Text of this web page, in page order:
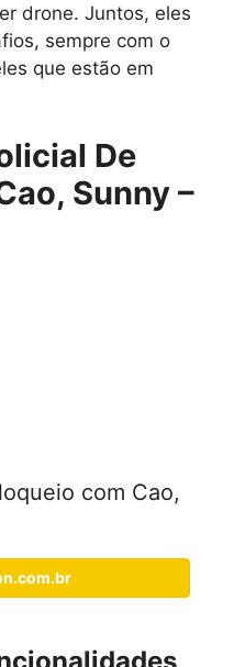
drone. Juntos, eles
sempre com o
que estão em
De
Sunny –
com Cao,